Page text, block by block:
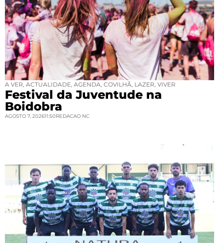
A VER ACTUALIDADE AGENDA COVILHÃ LAZER VIVER
Festival da Juventude na
Boidobra
AGOSTO 7, 202611:50REDACAO NC